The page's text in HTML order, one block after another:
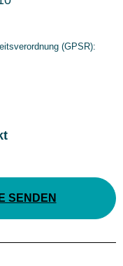
(GPSR):
SENDEN